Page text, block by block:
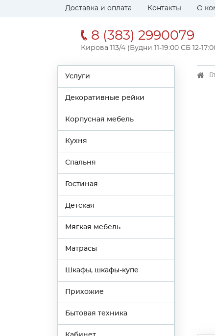
Доставка и оплата Контакты О
8 (383) 2990079
Кирова 113/4 (Будни 11-19:00 СБ 12-
Услуги
Декоративные рейки
Корпусная мебель
Кухня
Спальня
Гостиная
Детская
Мягкая мебель
Матрасы
Шкафы, шкафы-купе
Прихожие
Бытовая техника